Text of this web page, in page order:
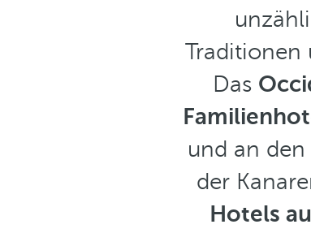
Traditionen
Das
und an
der
Hotels